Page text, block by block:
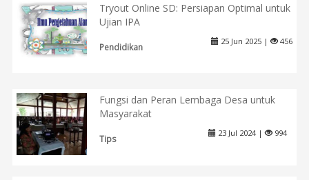
Tryout Online SD: Persiapan Optimal untuk
Ujian IPA
Pendidikan
25 Jun 2025 | 456
Fungsi dan Peran Lembaga Desa untuk
Masyarakat
Tips
23 Jul 2024 | 994